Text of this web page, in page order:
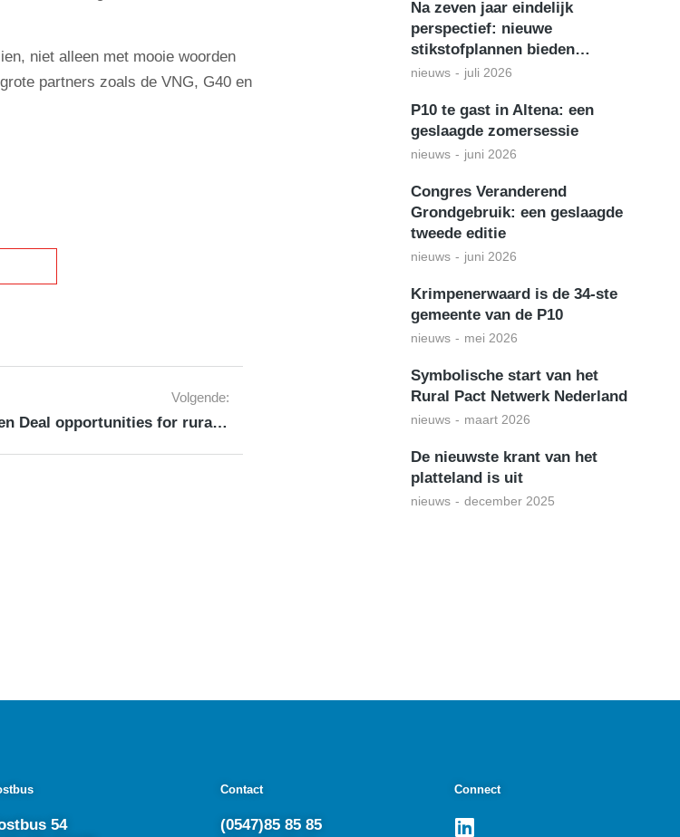
niet alleen met mooie woorden
partners zoals de VNG, G40 en
Volgende:
Webinar â€˜Green Deal opportunities for rural areasâ€™
Na zeven jaar eindelijk
perspectief: nieuwe
stikstofplannen bieden…
nieuws juli 2026
P10 te gast in Altena: een
geslaagde zomersessie
nieuws juni 2026
Congres Veranderend
Grondgebruik: een geslaagde
tweede editie
nieuws juni 2026
Krimpenerwaard is de 34-ste
gemeente van de P10
nieuws mei 2026
Symbolische start van het
Rural Pact Netwerk Nederland
nieuws maart 2026
De nieuwste krant van het
platteland is uit
nieuws december 2025
54
Contact
(0547)85 85 85
Connect